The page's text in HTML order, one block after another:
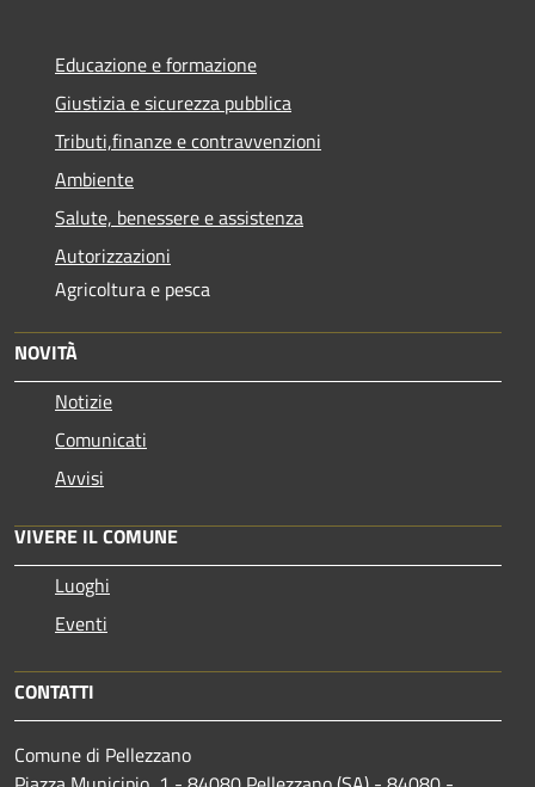
Educazione e formazione
Giustizia e sicurezza pubblica
Tributi,finanze e contravvenzioni
Ambiente
Salute, benessere e assistenza
Autorizzazioni
Agricoltura e pesca
NOVITÀ
Notizie
Comunicati
Avvisi
VIVERE IL COMUNE
Luoghi
Eventi
CONTATTI
Comune di Pellezzano